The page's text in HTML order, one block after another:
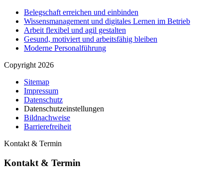
Belegschaft erreichen und einbinden
Wissensmanagement und digitales Lernen im Betrieb
Arbeit flexibel und agil gestalten
Gesund, motiviert und arbeitsfähig bleiben
Moderne Personalführung
Copyright 2026
Sitemap
Impressum
Datenschutz
Datenschutzeinstellungen
Bildnachweise
Barrierefreiheit
Kontakt & Termin
Kontakt & Termin